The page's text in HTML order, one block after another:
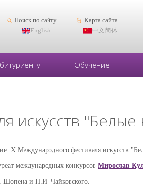
Поиск по сайту
Карта сайта
English 中文简体
Обучение
искусств
X Международного фестиваля искусств
международных конкурсов Мирослав
Шопена и П.И. Чайковского.